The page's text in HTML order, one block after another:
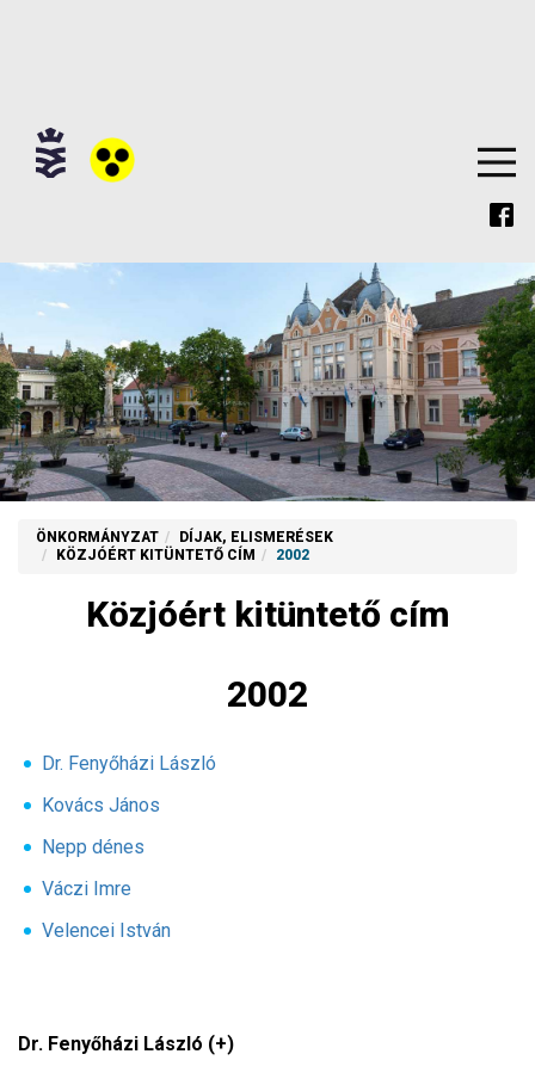
ÖNKORMÁNYZAT
DÍJAK, ELISMERÉSEK
KÖZJÓÉRT KITÜNTETŐ CÍM
2002
Közjóért kitüntető cím
2002
Dr. Fenyőházi László
Kovács János
Nepp dénes
Váczi Imre
Velencei István
Dr. Fenyőházi László (+)